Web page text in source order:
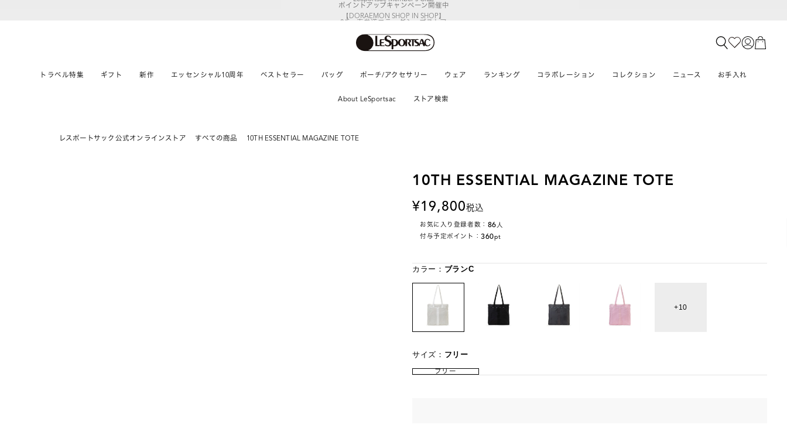
【DORAEMON SHOP IN SHOP】
8/5～表参道フラッグシップストア
トラベル特集 ギフト 新作 エッセンシャル10周年 ベストセラー バッグ ポーチ/アクセサリー ウェア ランキング コラボレーション コレクション ニュース お手入れ
About LeSportsac ストア検索
レスポートサック公式オンラインストア すべての商品 10TH ESSENTIAL MAGAZINE TOTE
10TH ESSENTIAL MAGAZINE TOTE
19,800税込
お気に入り登録者数： 86人
付与予定ポイント：360pt
カラー： ブランC
10
サイズ： フリー
フリー